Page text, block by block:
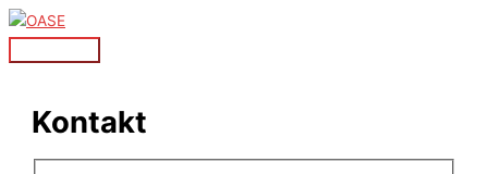
Zum
Inhalt
springenHauptmenü
Kontakt